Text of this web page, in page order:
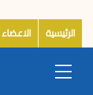
الرئيسية الاعضاء